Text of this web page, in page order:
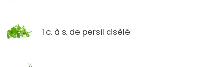
1 c. à s. de persil cisèlé